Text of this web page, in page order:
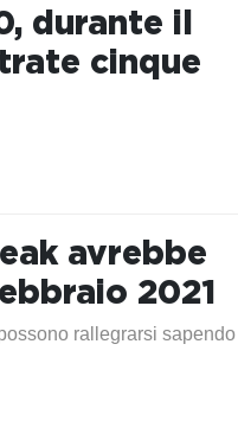
durante il
cinque
avrebbe
2021
rallegrarsi sapendo